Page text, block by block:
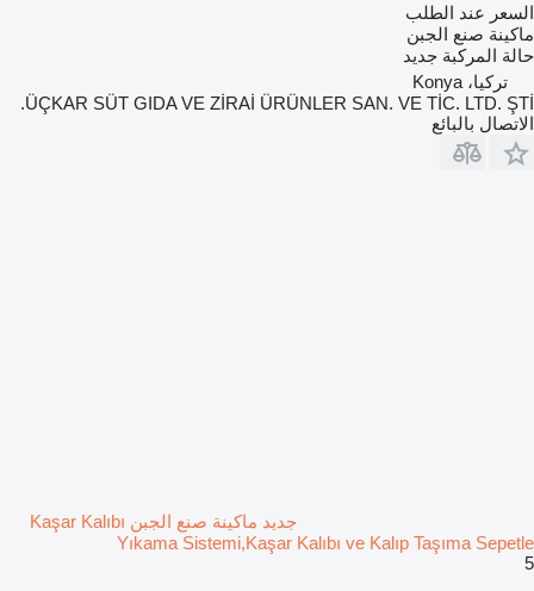
السعر عند الطلب
ماكينة صنع الجبن
حالة المركبة جديد
تركيا، Konya
ÜÇKAR SÜT GIDA VE ZİRAİ ÜRÜNLER SAN. VE TİC. LTD. ŞTİ.
الاتصال بالبائع
جديد ماكينة صنع الجبن Kaşar Kalıbı
Yıkama Sistemi,Kaşar Kalıbı ve Kalıp Taşıma Sepetle
5